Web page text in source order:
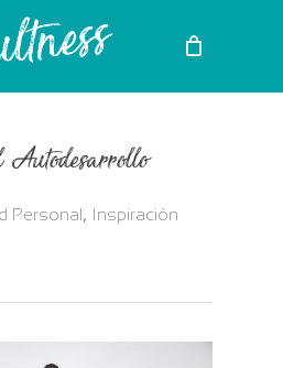
Personal, Inspiración